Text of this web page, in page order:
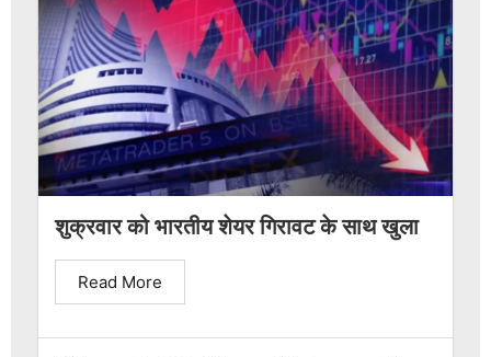
शुक्रवार को भारतीय शेयर गिरावट के साथ खुला
Read More